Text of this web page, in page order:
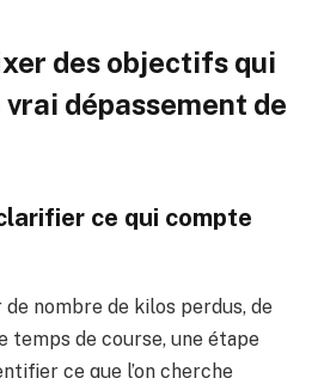
des objectifs qui
dépassement de
ce qui compte
nombre de kilos perdus, de
temps de course, une étape
ce que l’on cherche